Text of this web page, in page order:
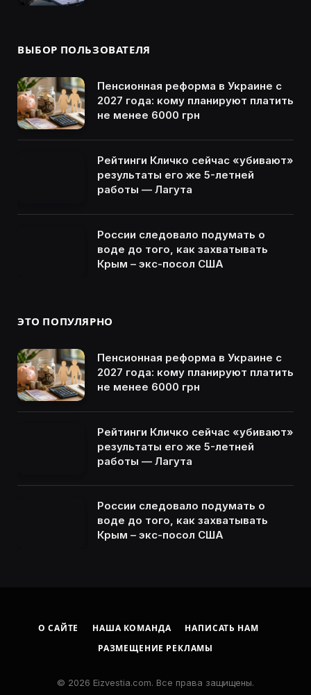
ВЫБОР ПОЛЬЗОВАТЕЛЯ
Пенсионная реформа в Украине с
2027 года: кому планируют платить
не менее 6000 грн
Рейтинги Кличко сейчас «убивают»
результаты его же 5-летней
работы — Лагута
России следовало подумать о
воде до того, как захватывать
Крым – экс-посол США
ЭТО ПОПУЛЯРНО
Пенсионная реформа в Украине с
2027 года: кому планируют платить
не менее 6000 грн
Рейтинги Кличко сейчас «убивают»
результаты его же 5-летней
работы — Лагута
России следовало подумать о
воде до того, как захватывать
Крым – экс-посол США
О САЙТЕ НАША КОМАНДА
НАПИСАТЬ НАМ
РАЗМЕЩЕНИЕ РЕКЛАМЫ
© 2026 Eizvestia.com. Все права защищены.